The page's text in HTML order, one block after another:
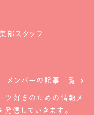
部スタッフ
メンバーの記事一覧
ツ好きのための情報メ
発信していきます。